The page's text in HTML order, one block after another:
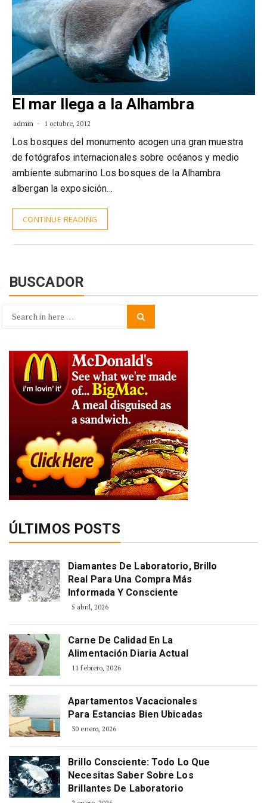
El mar llega a la Alhambra
admin 1 octubre, 2012
Los bosques del monumento acogen una gran muestra
de fotógrafos internacionales sobre océanos y medio
ambiente submarino Los bosques de la Alhambra
albergan la exposición…
CONTINUE READING
BUSCADOR
Search
ÚLTIMOS POSTS
Diamantes De Laboratorio, Brillo
Real Para Una Compra Más
Informada Y Consciente
5 abril, 2026
Carne De Calidad En La
Alimentación Diaria Actual
11 febrero, 2026
Apartamentos Vacacionales
Para Estancias Bien Ubicadas
30 enero, 2026
Brillo Consciente: Todo Lo Que
Necesitas Saber Sobre Los
Brillantes De Laboratorio